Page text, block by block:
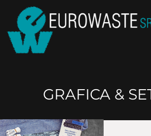
GRAFICA &